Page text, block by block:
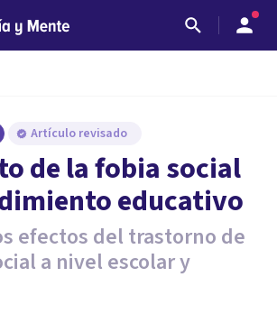
Artículo revisado
de la fobia social
educativo
efectos del trastorno de
a nivel escolar y